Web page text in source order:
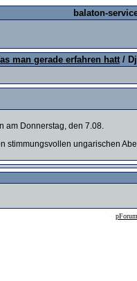
balaton-
man gerade erfahren hatt /
am Donnerstag, den 7.08.
stimmungsvollen ungarischen